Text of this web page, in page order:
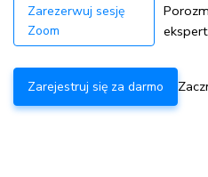
Zarezerwuj sesję
Zoom
Zarejestruj się za darmo